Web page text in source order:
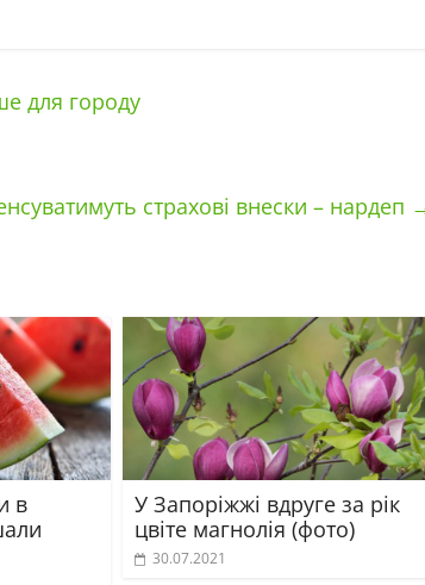
для городу
страхові внески – нардеп
в
У Запоріжжі вдруге за рік
цвіте магнолія (фото)
30.07.2021